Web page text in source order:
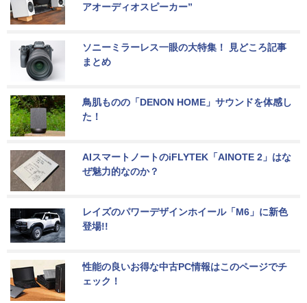
アオーディオスピーカー”
ソニーミラーレス一眼の大特集！ 見どころ記事
まとめ
鳥肌ものの「DENON HOME」サウンドを体感し
た！
AIスマートノートのiFLYTEK「AINOTE 2」はな
ぜ魅力的なのか？
レイズのパワーデザインホイール「M6」に新色
登場!!
性能の良いお得な中古PC情報はこのページでチ
ェック！